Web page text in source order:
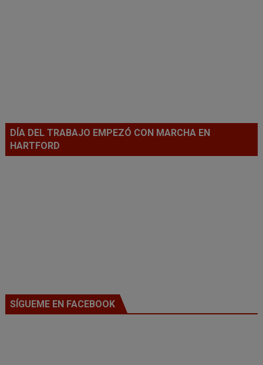
DÍA DEL TRABAJO EMPEZÓ CON MARCHA EN
HARTFORD
SÍGUEME EN FACEBOOK